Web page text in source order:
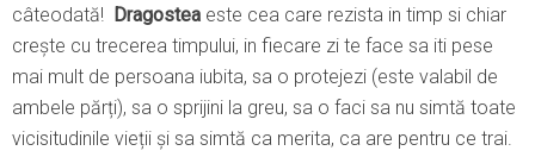
câteodată! Dragostea este cea care rezista in timp si chiar
crește cu trecerea timpului, in fiecare zi te face sa iti pese
mai mult de persoana iubita, sa o protejezi (este valabil de
ambele părți), sa o sprijini la greu, sa o faci sa nu simtă toate
vicisitudinile vieții și sa simtă ca merita, ca are pentru ce trai.